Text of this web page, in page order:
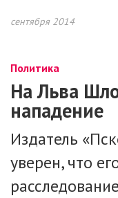
сентября 2014
Политика
На Льва
нападение
Издатель
уверен, что